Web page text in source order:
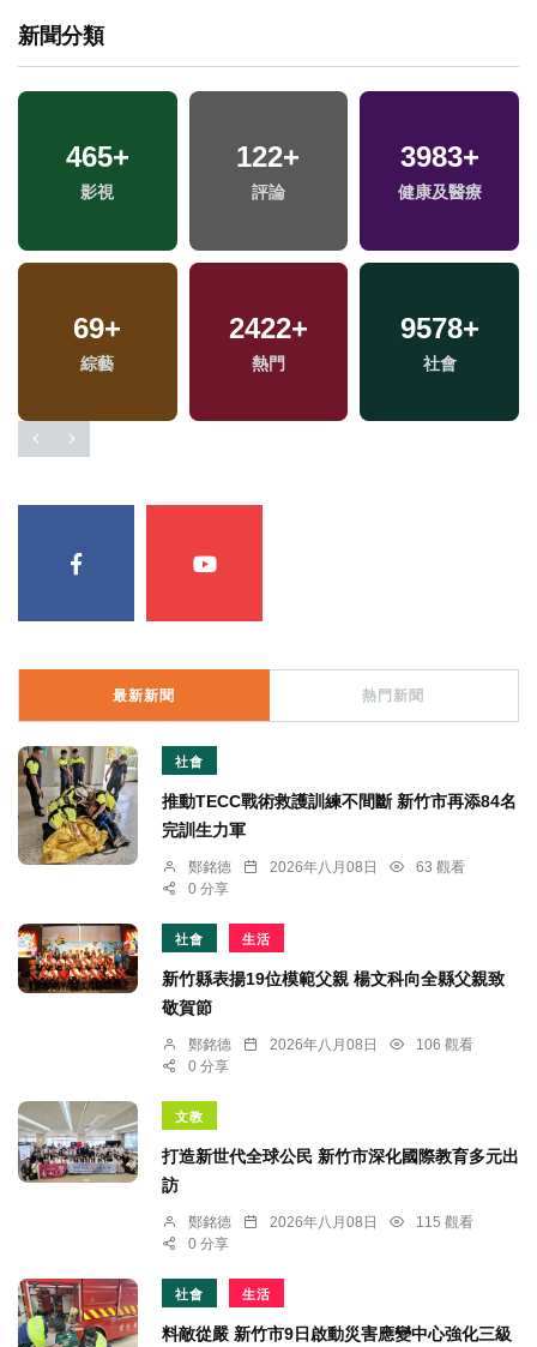
新聞分類
508+
美食
2863+
旅遊
最新新聞 熱門新聞
社會
推動TECC戰術救護訓練不間斷 新竹市再添84名
完訓生力軍
鄭銘德 2026年八月08日
63 觀看
0 分享
社會 生活
新竹縣表揚19位模範父親 楊文科向全縣父親致
敬賀節
鄭銘德 2026年八月08日
106 觀看
0 分享
文教
打造新世代全球公民 新竹市深化國際教育多元出
訪
鄭銘德 2026年八月08日
115 觀看
0 分享
社會 生活
料敵從嚴 新竹市9日啟動災害應變中心強化三級